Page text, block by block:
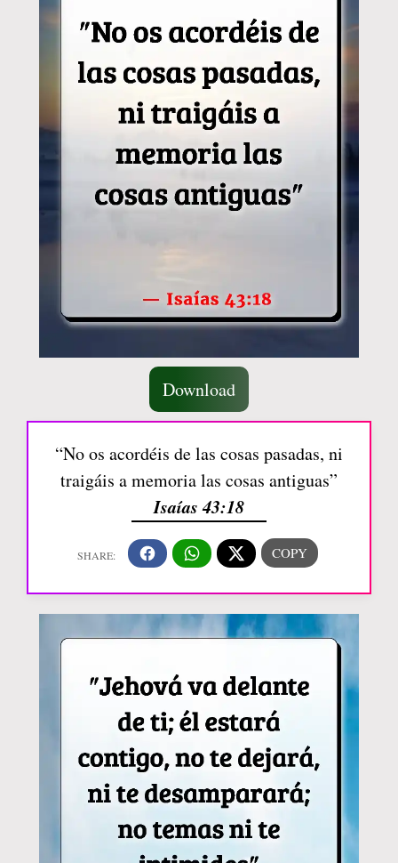
Download
“No os acordéis de las cosas pasadas, ni
traigáis a memoria las cosas antiguas”
Isaías 43:18